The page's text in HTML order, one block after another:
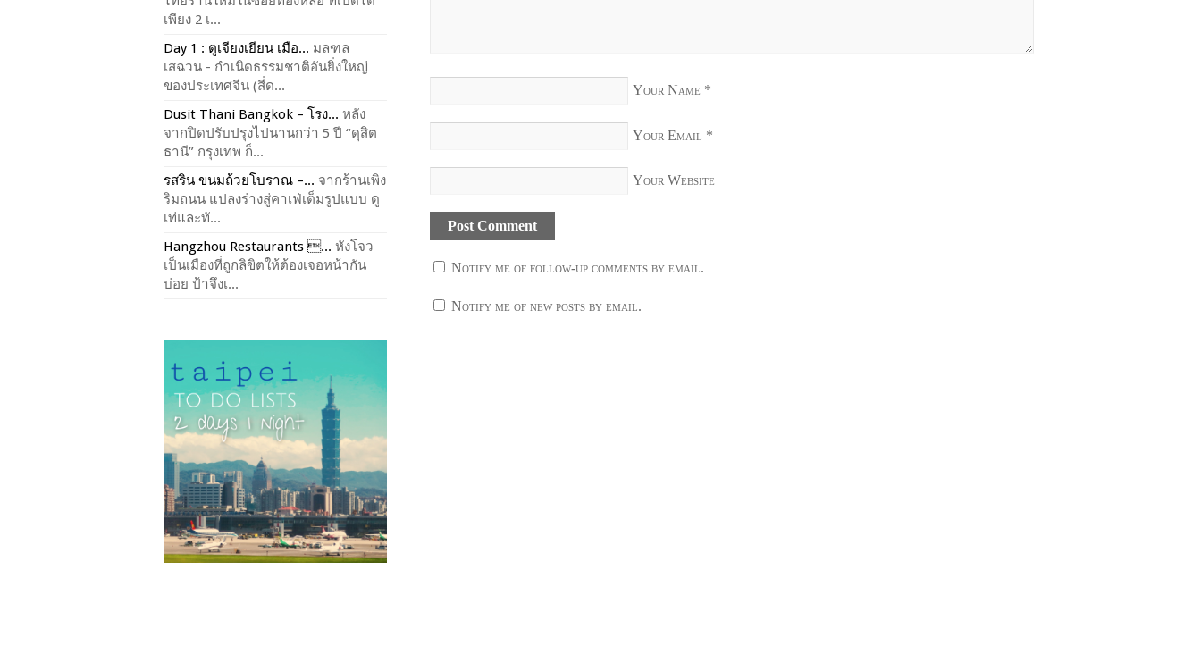
Your Name *
Your Email *
Your Website
Notify me of follow-up comments by email.
Notify me of new posts by email.
เพียง 2 เ...
Day 1 : ตูเจียงเยียน เมือ... มลฑล
เสฉวน - กำเนิดธรรมชาติอันยิ่งใหญ่
ของประเทศจีน (สี่ด...
Dusit Thani Bangkok – โรง... หลัง
จากปิดปรับปรุงไปนานกว่า 5 ปี “ดุสิต
ธานี” กรุงเทพ ก็...
รสริน ขนมถ้วยโบราณ –... จากร้านเพิง
ริมถนน แปลงร่างสู่คาเฟ่เต็มรูปแบบ ดู
เท่และทั...
Hangzhou Restaurants ... หังโจว
เป็นเมืองที่ถูกลิขิตให้ต้องเจอหน้ากัน
บ่อย ป้าจึงเ...